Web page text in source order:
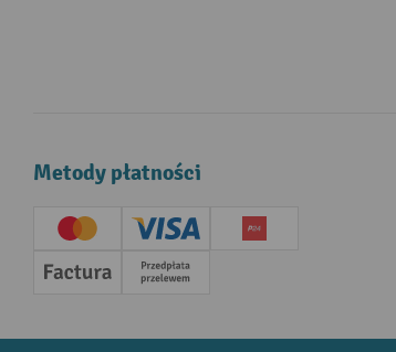
Metody płatności
Creditcard (Master)Creditcard (Visa)
P24
Factura Przedpłata